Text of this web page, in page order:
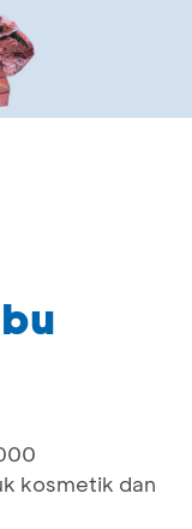
kosmetik dan